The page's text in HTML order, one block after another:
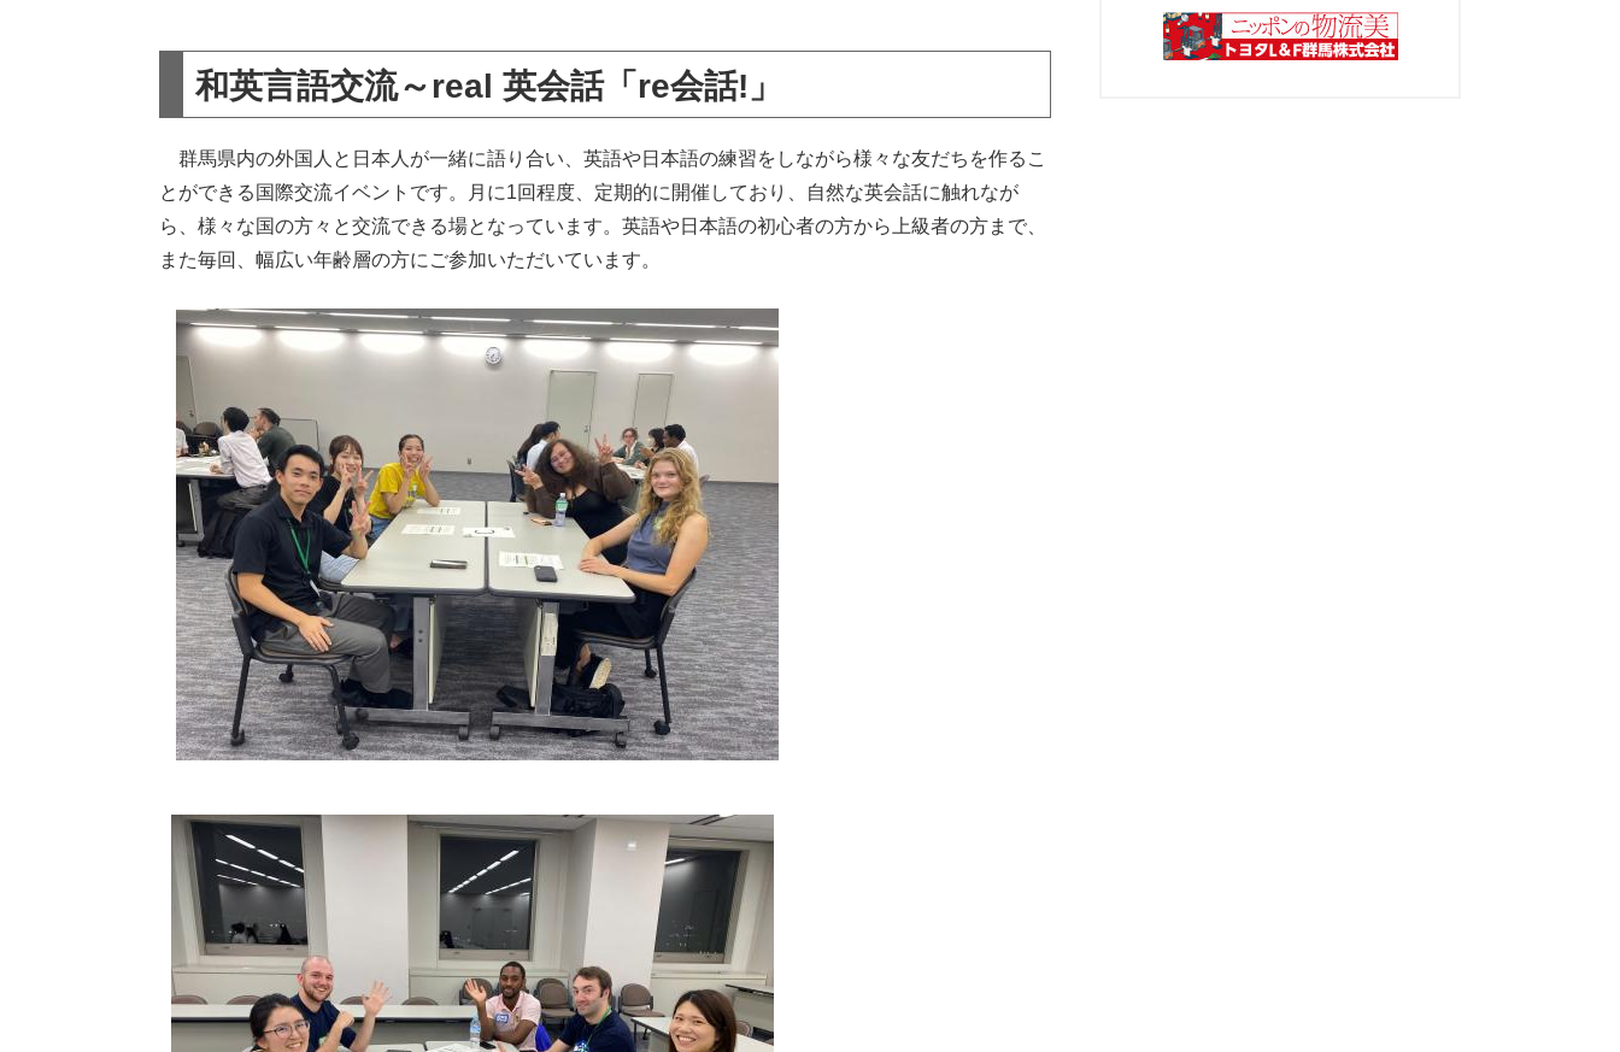
和英言語交流～real 英会話「re会話!」
群馬県内の外国人と日本人が一緒に語り合い、英語や日本語の練習をしながら様々な友だちを作るこ
とができる国際交流イベントです。月に1回程度、定期的に開催しており、自然な英会話に触れなが
ら、様々な国の方々と交流できる場となっています。英語や日本語の初心者の方から上級者の方まで、
また毎回、幅広い年齢層の方にご参加いただいています。